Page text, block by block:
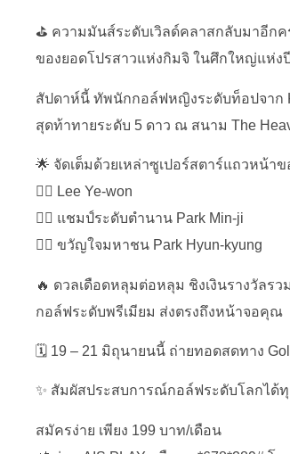
⛳️ ความมันส์ระดับเวิลด์คลาสกลับมาอีก
ของยอดโปรสาวแห่งกิมจิ ในศึกใหญ่แห่งปี
สัปดาห์นี้ ทัพนักกอล์ฟหญิงระดับท็อปจาก
สุดท้าทายระดับ 5 ดาว ณ สนาม The
🌟 จัดเต็มด้วยเหล่าซูเปอร์สตาร์แถวหน้า
🏌️‍♀️ Lee Ye-won
🏌️‍♀️ แชมป์ระดับตำนาน Park Min-ji
🏌️‍♀️ ขวัญใจมหาชน Park Hyun-kyung
🔥 ดวลเดือดหลุมต่อหลุม ชิงเงินรางวัลร
กอล์ฟระดับพรีเมียม ส่งตรงถึงหน้าจอคุณ
🗓 19 – 21 มิถุนายนนี้ ถ่ายทอดสดทาง
✨ สัมผัสประสบการณ์กอล์ฟระดับโลกได้ทุ
สมัครง่าย เพียง 199 บาท/เดือน